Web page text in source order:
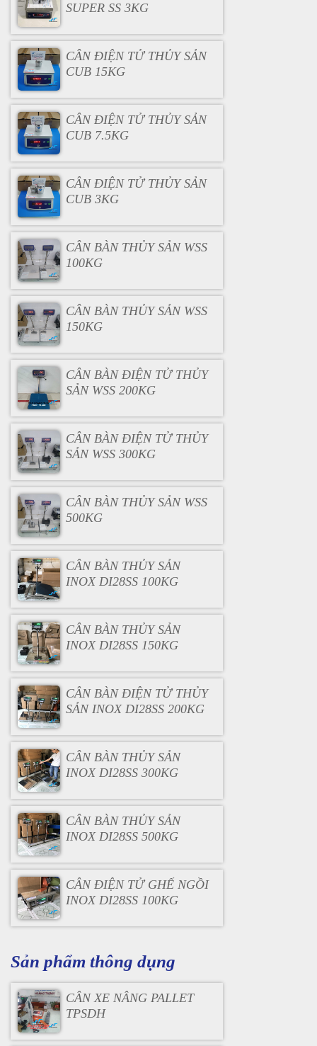
SUPER SS 3KG
CÂN ĐIỆN TỬ THỦY SẢN
CUB 15KG
CÂN ĐIỆN TỬ THỦY SẢN
CUB 7.5KG
CÂN ĐIỆN TỬ THỦY SẢN
CUB 3KG
CÂN BÀN THỦY SẢN WSS
100KG
CÂN BÀN THỦY SẢN WSS
150KG
CÂN BÀN ĐIỆN TỬ THỦY
SẢN WSS 200KG
CÂN BÀN ĐIỆN TỬ THỦY
SẢN WSS 300KG
CÂN BÀN THỦY SẢN WSS
500KG
CÂN BÀN THỦY SẢN
INOX DI28SS 100KG
CÂN BÀN THỦY SẢN
INOX DI28SS 150KG
CÂN BÀN ĐIỆN TỬ THỦY
SẢN INOX DI28SS 200KG
CÂN BÀN THỦY SẢN
INOX DI28SS 300KG
CÂN BÀN THỦY SẢN
INOX DI28SS 500KG
CÂN ĐIỆN TỬ GHẾ NGỒI
INOX DI28SS 100KG
Sản phẩm thông dụng
CÂN XE NÂNG PALLET
TPSDH